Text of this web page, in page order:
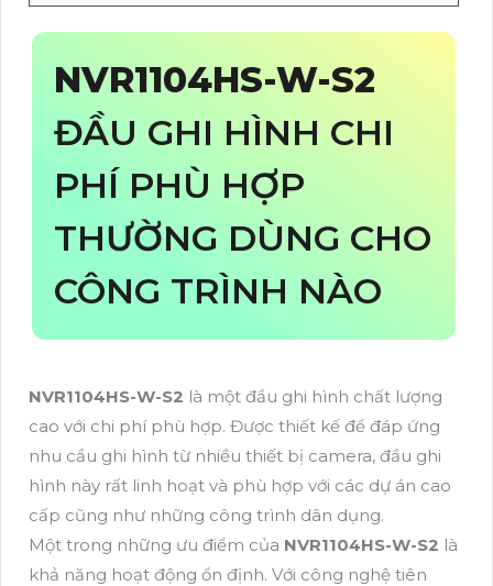
NVR1104HS-W-S2
ĐẦU GHI HÌNH CHI
PHÍ PHÙ HỢP
THƯỜNG DÙNG CHO
CÔNG TRÌNH NÀO
NVR1104HS-W-S2 là một đầu ghi hình chất lượng
cao với chi phí phù hợp. Được thiết kế để đáp ứng
nhu cầu ghi hình từ nhiều thiết bị camera, đầu ghi
hình này rất linh hoạt và phù hợp với các dự án cao
cấp cũng như những công trình dân dụng.
Một trong những ưu điểm của NVR1104HS-W-S2 là
khả năng hoạt động ổn định. Với công nghệ tiên